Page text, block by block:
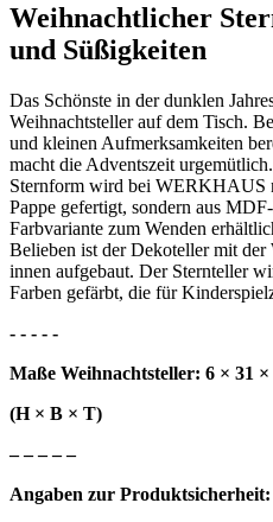
Weihnachtlicher
und Süßigkeiten
Das Schönste in der dunklen
Weihnachtsteller auf dem Tisch.
und kleinen Aufmerksamkeiten
macht die Adventszeit
Sternform wird bei WERKHAUS
Pappe gefertigt, sondern aus
Farbvariante zum Wenden
Belieben ist der Dekoteller mit der
innen aufgebaut. Der Sternteller
Farben gefärbt, die für
- - - - -
Maße Weihnachtsteller: 6 × 31 ×
(H × B × T)
– – – – –
Angaben zur Produktsicherheit: